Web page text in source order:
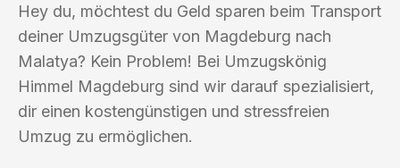
Hey du, möchtest du Geld sparen beim Transport
deiner Umzugsgüter von Magdeburg nach
Malatya? Kein Problem! Bei Umzugskönig
Himmel Magdeburg sind wir darauf spezialisiert,
dir einen kostengünstigen und stressfreien
Umzug zu ermöglichen.